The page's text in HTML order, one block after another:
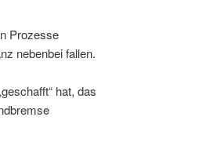
Prozesse
nebenbei fallen.
hat, das